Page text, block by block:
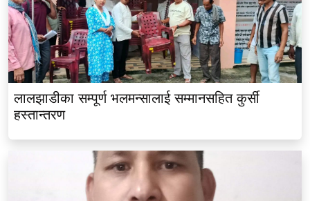
लालझाडीका सम्पूर्ण भलमन्सालाई सम्मानसहित कुर्सी
हस्तान्तरण